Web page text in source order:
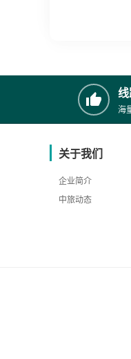
线
海
关于我们
企业简介
中旅动态